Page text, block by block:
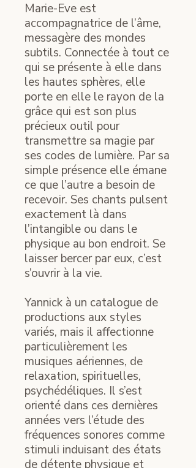
Marie-Eve est
accompagnatrice de l’âme,
messagère des mondes
subtils. Connectée à tout ce
qui se présente à elle dans
les hautes sphères, elle
porte en elle le rayon de la
grâce qui est son plus
précieux outil pour
transmettre sa magie par
ses codes de lumière. Par sa
simple présence elle émane
ce que l’autre a besoin de
recevoir. Ses chants pulsent
exactement là dans
l’intangible ou dans le
physique au bon endroit. Se
laisser bercer par eux, c’est
s’ouvrir à la vie.
Yannick à un catalogue de
productions aux styles
variés, mais il affectionne
particulièrement les
musiques aériennes, de
relaxation, spirituelles,
psychédéliques. Il s’est
orienté dans ces dernières
années vers l’étude des
fréquences sonores comme
stimuli induisant des états
de détente physique et